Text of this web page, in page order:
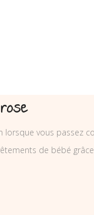
vous passez
de bébé